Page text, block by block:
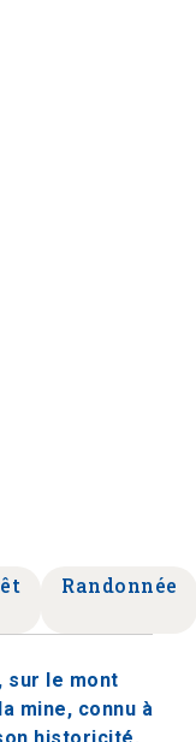
Randonnée
sur le mont
mine, connu à
historicité.